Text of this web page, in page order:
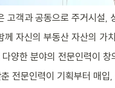
고객과 공동으로 주거시설,
자신의 부동산 자산의 가
양한 분야의 전문인력이
전문인력이 기획부터 매